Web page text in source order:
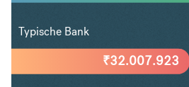
₹32.007.923
Typische Bank